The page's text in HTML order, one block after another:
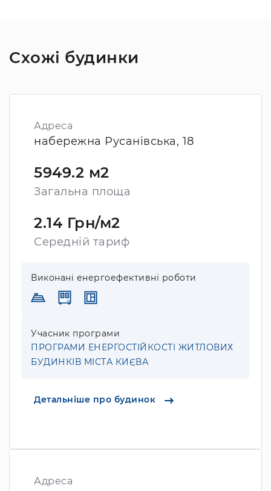
Схожі будинки
Адреса
набережна Русанівська, 18
5949.2 м2
Загальна площа
2.14 Грн/м2
Середній тариф
Виконані енергоефективні роботи
Учасник програми
ПРОГРАМИ ЕНЕРГОСТІЙКОСТІ ЖИТЛОВИХ
БУДИНКІВ МІСТА КИЄВА
Детальніше про будинок
Адреса